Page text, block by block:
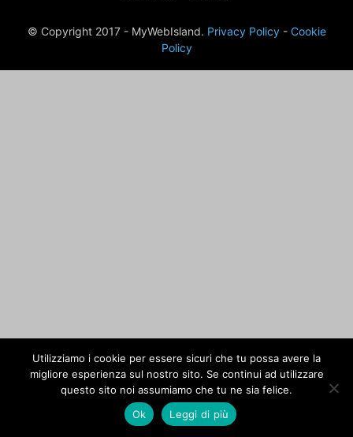
© Copyright 2017 - MyWebIsland. Privacy Policy- Cookie
Policy
Utilizziamo i cookie per essere sicuri che tu possa avere la
migliore esperienza sul nostro sito. Se continui ad utilizzare
questo sito noi assumiamo che tu ne sia felice.
Ok
Leggi di più